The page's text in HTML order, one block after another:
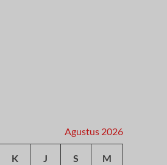
Agustus 2026
K J S M